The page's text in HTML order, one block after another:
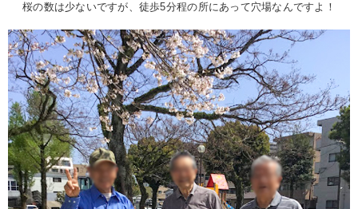
桜の数は少ないですが、徒歩5分程の所にあって穴場なんですよ！